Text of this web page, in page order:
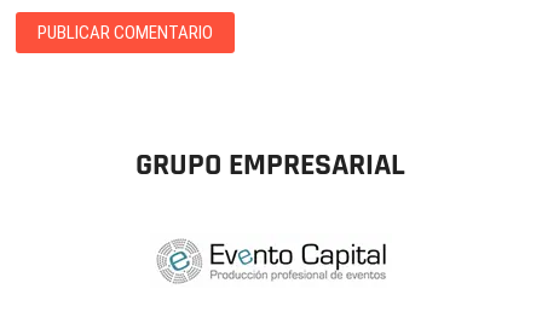
GRUPO EMPRESARIAL